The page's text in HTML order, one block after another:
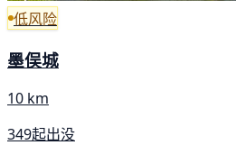
低风险
墨俣城
10 km
349起出没